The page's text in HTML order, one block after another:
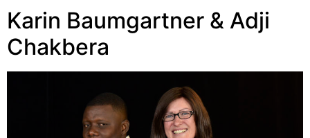
Karin Baumgartner & Adji
Chakbera